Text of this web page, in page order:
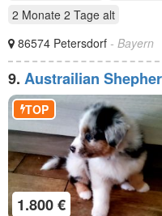
2 Monate 2 Tage alt
86574 Petersdorf - Bayern
9.
1.800 €
TOP